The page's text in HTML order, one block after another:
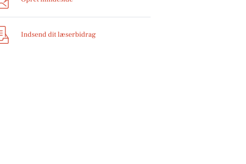
Indsend dit læserbidrag